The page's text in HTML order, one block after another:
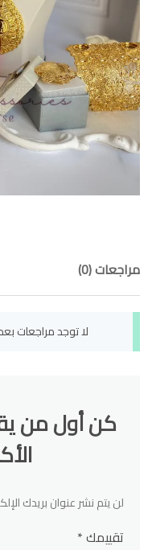
مراجعات (0)
لا توجد مراجعات
لن يتم نشر عنوان بريدك
تقييمك*